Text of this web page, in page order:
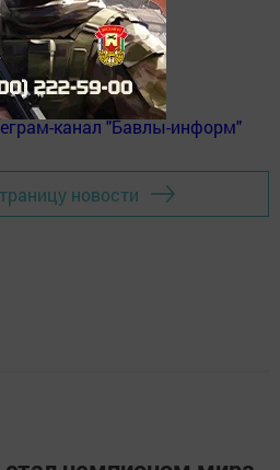
в
MАХ:
канал "Бавлы-информ"
новости